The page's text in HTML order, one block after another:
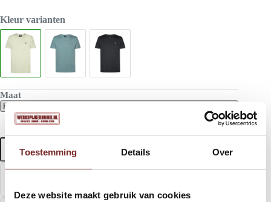
Toestemming Details Over
Deze website maakt gebruik van cookies
Kleur varianten
Maat
Petrol
shirt
groen
In winkelwagen